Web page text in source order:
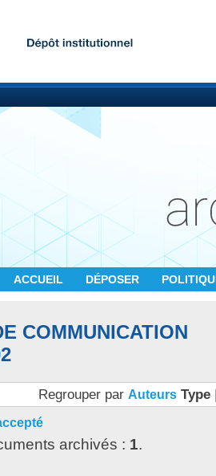
ACCUEIL DÉPOSER
COMMUNICATION
Regrouper par Auteurs Type
archivés : 1.